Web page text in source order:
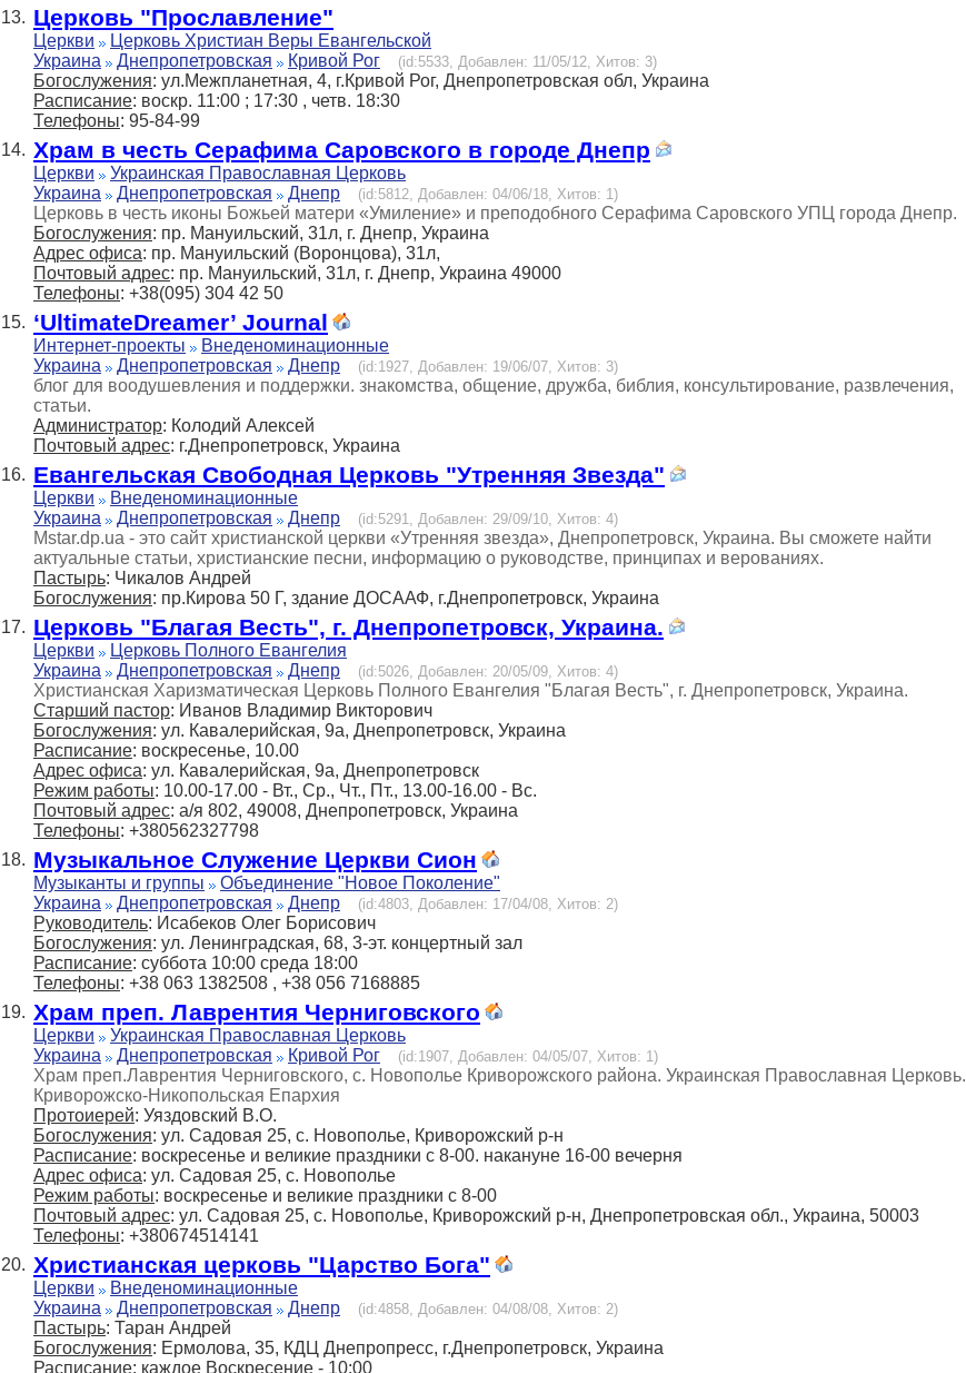
13. Церковь "Прославление"
Церкви
Церковь Христиан Веры Евангельской
Украина
Днепропетровская Кривой Рог (id:5533, Добавлен: 11/05/12, Хитов: 3)
Богослужения: ул.Межпланетная, 4, г.Кривой Рог, Днепропетровская обл, Украина
Расписание: воскр. 11:00 ; 17:30 , четв. 18:30
Телефоны: 95-84-99
14. Храм в честь Серафима Саровского в городе Днепр
Церкви
Украинская Православная Церковь
Украина
Днепропетровская Днепр (id:5812, Добавлен: 04/06/18, Хитов: 1)
Церковь в честь иконы Божьей матери «Умиление» и преподобного Серафима Саровского УПЦ города Днепр.
Богослужения: пр. Мануильский, 31л, г. Днепр, Украина
Адрес офиса: пр. Мануильский (Воронцова), 31л,
Почтовый адрес: пр. Мануильский, 31л, г. Днепр, Украина 49000
Телефоны: +38(095) 304 42 50
15. ‘UltimateDreamer’ Journal
Интернет-проекты
Внеденоминационные
Украина
Днепропетровская Днепр (id:1927, Добавлен: 19/06/07, Хитов: 3)
блог для воодушевления и поддержки. знакомства, общение, дружба, библия, консультирование, развлечения,
статьи.
Администратор: Колодий Алексей
Почтовый адрес: г.Днепропетровск, Украина
16. Евангельская Свободная Церковь "Утренняя Звезда"
Церкви
Внеденоминационные
Украина
Днепропетровская Днепр (id:5291, Добавлен: 29/09/10, Хитов: 4)
Mstar.dp.ua - это сайт христианской церкви «Утренняя звезда», Днепропетровск, Украина. Вы сможете найти
актуальные статьи, христианские песни, информацию о руководстве, принципах и верованиях.
Пастырь: Чикалов Андрей
Богослужения: пр.Кирова 50 Г, здание ДОСААФ, г.Днепропетровск, Украина
17. Церковь "Благая Весть", г. Днепропетровск, Украина.
Церкви
Церковь Полного Евангелия
Украина
Днепропетровская Днепр (id:5026, Добавлен: 20/05/09, Хитов: 4)
Христианская Харизматическая Церковь Полного Евангелия "Благая Весть", г. Днепропетровск, Украина.
Старший пастор: Иванов Владимир Викторович
Богослужения: ул. Кавалерийская, 9а, Днепропетровск, Украина
Расписание: воскресенье, 10.00
Адрес офиса: ул. Кавалерийская, 9а, Днепропетровск
Режим работы: 10.00-17.00 - Вт., Ср., Чт., Пт., 13.00-16.00 - Вс.
Почтовый адрес: а/я 802, 49008, Днепропетровск, Украина
Телефоны: +380562327798
18. Музыкальное Служение Церкви Сион
Музыканты и группы
Объединение "Новое Поколение"
Украина
Днепропетровская Днепр (id:4803, Добавлен: 17/04/08, Хитов: 2)
Руководитель: Исабеков Олег Борисович
Богослужения: ул. Ленинградская, 68, 3-эт. концертный зал
Расписание: суббота 10:00 среда 18:00
Телефоны: +38 063 1382508 , +38 056 7168885
19. Храм преп. Лаврентия Черниговского
Церкви
Украинская Православная Церковь
Украина
Днепропетровская Кривой Рог (id:1907, Добавлен: 04/05/07, Хитов: 1)
Храм преп.Лаврентия Черниговского, с. Новополье Криворожского района. Украинская Православная Церковь.
Криворожско-Никопольская Епархия
Протоиерей: Уяздовский В.О.
Богослужения: ул. Садовая 25, с. Новополье, Криворожский р-н
Расписание: воскресенье и великие праздники с 8-00. накануне 16-00 вечерня
Адрес офиса: ул. Садовая 25, с. Новополье
Режим работы: воскресенье и великие праздники с 8-00
Почтовый адрес: ул. Садовая 25, с. Новополье, Криворожский р-н, Днепропетровская обл., Украина, 50003
Телефоны: +380674514141
20. Христианская церковь "Царство Бога"
Церкви
Внеденоминационные
Украина
Днепропетровская Днепр (id:4858, Добавлен: 04/08/08, Хитов: 2)
Пастырь: Таран Андрей
Богослужения: Ермолова, 35, КДЦ Днепропресс, г.Днепропетровск, Украина
Расписание: каждое Воскресение - 10:00